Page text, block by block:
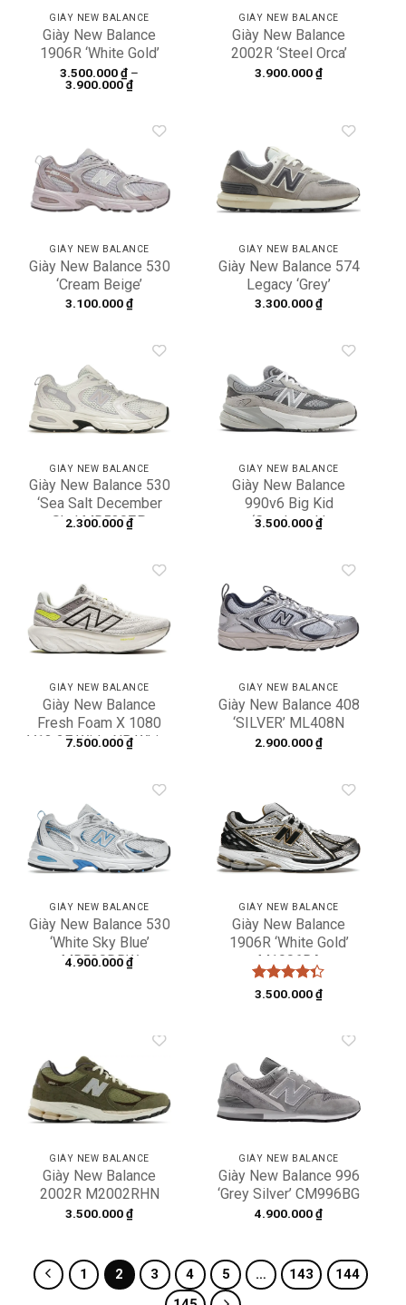
GIÀY NEW BALANCE
Giày New Balance
1906R ‘White Gold’
M1906RA
3.500.000₫ –
3.900.000₫Khoảng
3.900.000 ₫
GIÀY NEW BALANCE
Giày New Balance
2002R ‘Steel Orca’
M2002RST
3.900.000₫
Add to
wishlist
GIÀY NEW BALANCE
Giày New Balance 530
‘Cream Beige’
MR530KOB
3.100.000₫
Add to
wishlist
GIÀY NEW BALANCE
Giày New Balance 574
Legacy ‘Grey’
U574LGT1
3.300.000₫
wishlist
GIÀY NEW BALANCE
Giày New Balance 530
‘Sea Salt December
Sky’ MR530ZP
2.300.000₫
wishlist
GIÀY NEW BALANCE
Giày New Balance
990v6 Big Kid
‘Castlerock’
3.500.000₫
wishlist
GIÀY NEW BALANCE
Giày New Balance
Fresh Foam X 1080
V13 2E Wide NB White
7.500.000₫
Add to
wishlist
GIÀY NEW BALANCE
Giày New Balance 408
‘SILVER’ ML408N
2.900.000₫
Add to
wishlist
GIÀY NEW BALANCE
Giày New Balance 530
‘White Sky Blue’
MR530DRW
4.900.000₫
Add to
wishlist
GIÀY NEW BALANCE
Giày New Balance
1906R ‘White Gold’
M1906RA
Được xếp
3.500.000₫
wishlist
GIÀY NEW BALANCE
Giày New Balance
2002R M2002RHN
3.500.000₫
wishlist
GIÀY NEW BALANCE
Giày New Balance 996
‘Grey Silver’ CM996BG
4.900.000₫
1 2 3 4 5 … 143
144